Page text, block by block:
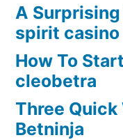
A Surprising
spirit casino
How To
cleobetra
Three Quick
Betninja